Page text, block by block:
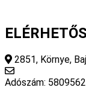
2851, Környe,
Adószám: